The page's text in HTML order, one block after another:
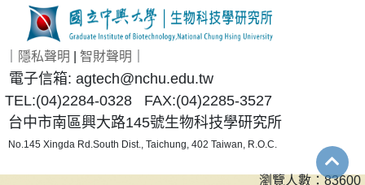
隱私聲明 智財聲明
電子信箱: agtech@nchu.edu.tw
TEL:(04)2284-0328 FAX:(04)2285-3527
台中市南區興大路145號生物科技學研究所
No.145 Xingda Rd.South Dist., Taichung, 402 Taiwan, R.O.C.
瀏覽人數：83600